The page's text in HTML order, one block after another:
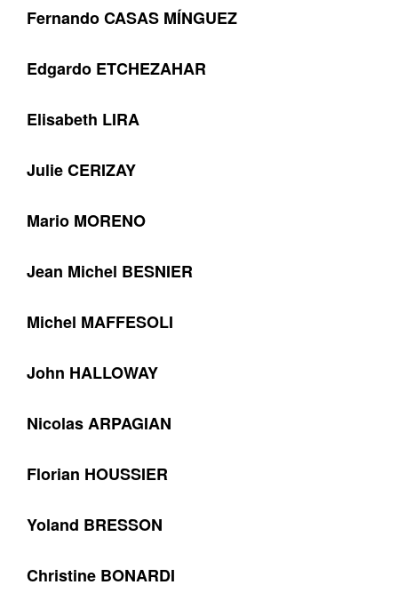
Fernando CASAS MÍNGUEZ
Edgardo ETCHEZAHAR
Elisabeth LIRA
Julie CERIZAY
Mario MORENO
Jean Michel BESNIER
Michel MAFFESOLI
John HALLOWAY
Nicolas ARPAGIAN
Florian HOUSSIER
Yoland BRESSON
Christine BONARDI